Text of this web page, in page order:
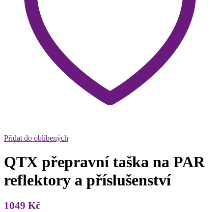
Přidat do oblíbených
QTX přepravní taška na PAR
reflektory a příslušenství
1049 Kč